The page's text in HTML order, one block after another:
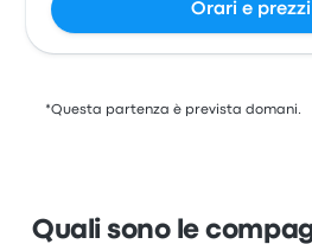
Orari e prezzi
*Questa partenza è prevista domani.
Quali sono le